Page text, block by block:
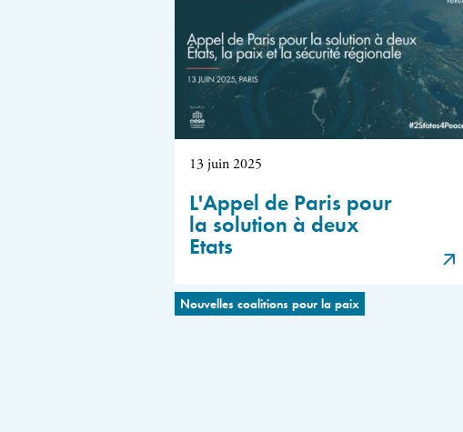
13 juin 2025
L'Appel de Paris pour
la solution à deux
Etats
Nouvelles coalitions pour la paix